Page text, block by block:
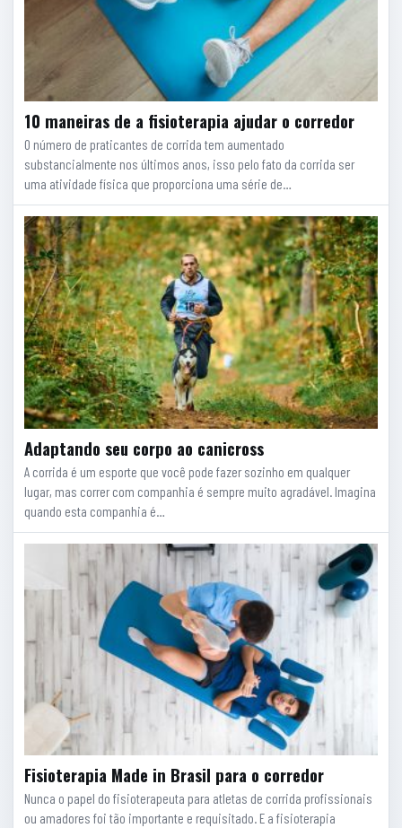
10 maneiras de a fisioterapia ajudar o corredor
O número de praticantes de corrida tem aumentado
substancialmente nos últimos anos, isso pelo fato da corrida ser
uma atividade física que proporciona uma série de…
Adaptando seu corpo ao canicross
A corrida é um esporte que você pode fazer sozinho em qualquer
lugar, mas correr com companhia é sempre muito agradável. Imagina
quando esta companhia é…
Fisioterapia Made in Brasil para o corredor
Nunca o papel do fisioterapeuta para atletas de corrida profissionais
ou amadores foi tão importante e requisitado. E a fisioterapia